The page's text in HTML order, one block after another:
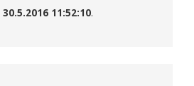
30.5.2016 11:52:10.